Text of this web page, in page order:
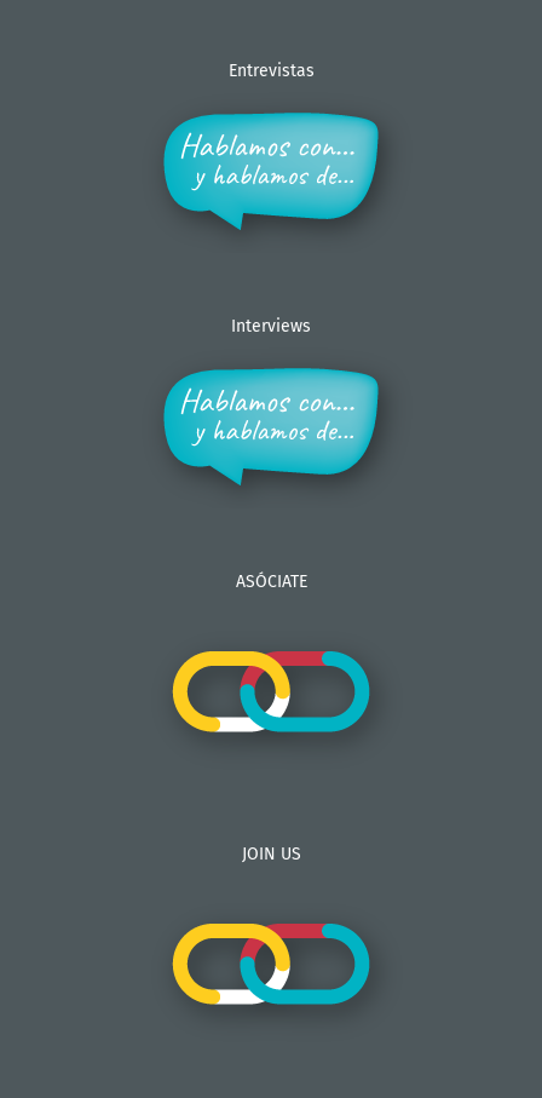
Entrevistas
Interviews
ASÓCIATE
JOIN US